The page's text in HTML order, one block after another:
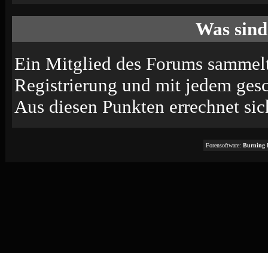
Was
Ein Mitglied des Forums
Registrierung und mit jedem
Aus diesen Punkten errechnet
Forensoftware: Burning